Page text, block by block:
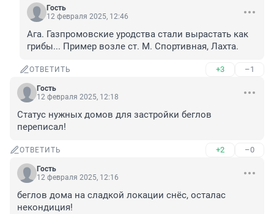
Гость
12 февраля 2025, 12:46
Ага. Газпромовские уродства стали вырастать как
грибы... Пример возле ст. М. Спортивная, Лахта.
ОТВЕТИТЬ +3 –1
Гость
12 февраля 2025, 12:18
Статус нужных домов для застройки беглов
переписал!
ОТВЕТИТЬ +2 –0
Гость
12 февраля 2025, 12:16
беглов дома на сладкой локации снёс, осталас
некондиция!